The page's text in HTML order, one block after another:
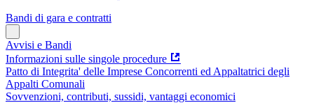
Bandi di gara e contratti
Avvisi e Bandi
Informazioni sulle singole procedure
Patto di Integrita' delle Imprese Concorrenti ed Appaltatrici degli
Appalti Comunali
Sovvenzioni, contributi, sussidi, vantaggi economici